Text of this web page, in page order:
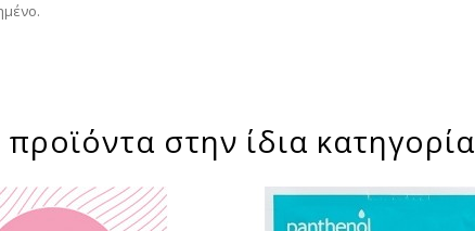
προϊόντα στην ίδια